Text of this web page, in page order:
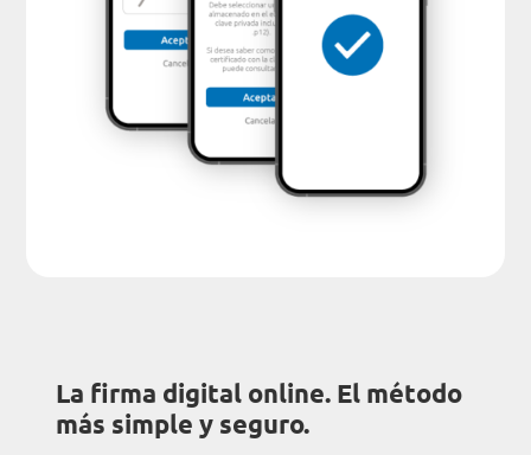
La firma digital online. El método
más simple y seguro.